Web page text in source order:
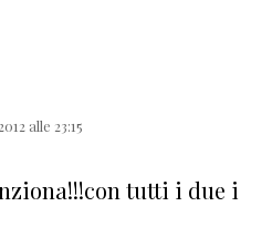
alle 23:15
tutti i due i